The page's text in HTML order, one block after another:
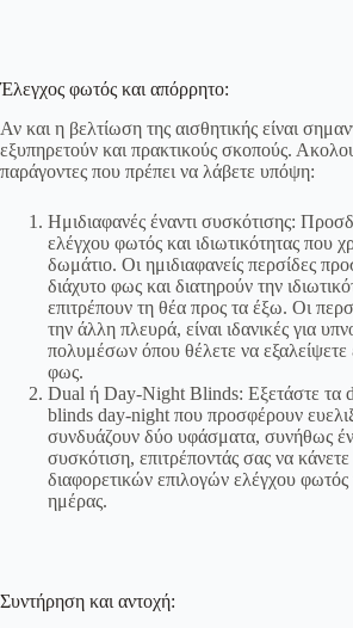
Έλεγχος φωτός και απόρρητο:
Αν και η βελτίωση της αισθητικής είναι
εξυπηρετούν και πρακτικούς σκοπούς.
παράγοντες που πρέπει να λάβετε υπόψη:
Ημιδιαφανές έναντι συσκότισης:
ελέγχου φωτός και ιδιωτικότητας που
δωμάτιο. Οι ημιδιαφανείς περσίδες
διάχυτο φως και διατηρούν την
επιτρέπουν τη θέα προς τα έξω. Οι
την άλλη πλευρά, είναι ιδανικές για
πολυμέσων όπου θέλετε να εξαλείψετε
φως.
Dual ή Day-Night Blinds: Εξετάστε τα
blinds day-night που προσφέρουν
συνδυάζουν δύο υφάσματα, συνήθως
συσκότιση, επιτρέποντάς σας να
διαφορετικών επιλογών ελέγχου φωτός
ημέρας.
Συντήρηση και αντοχή: